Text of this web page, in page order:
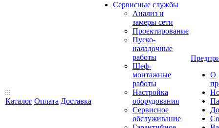
Каталог Оплата Доставка
Сервисные службы
Анализ и
замеры сети
Проектирование
Пуско-
наладочные
работы
Шеф-
монтажные
работы
Настройка
оборудования
Сервисное
обслуживание
О